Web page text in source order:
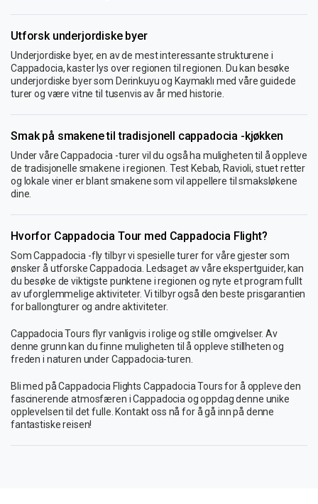
Utforsk underjordiske byer
Underjordiske byer, en av de mest interessante strukturene i
Cappadocia, kaster lys over regionen til regionen. Du kan besøke
underjordiske byer som Derinkuyu og Kaymaklı med våre guidede
turer og være vitne til tusenvis av år med historie.
Smak på smakene til tradisjonell cappadocia -kjøkken
Under våre Cappadocia -turer vil du også ha muligheten til å oppleve
de tradisjonelle smakene i regionen. Test Kebab, Ravioli, stuet retter
og lokale viner er blant smakene som vil appellere til smaksløkene
dine.
Hvorfor Cappadocia Tour med Cappadocia Flight?
Som Cappadocia -fly tilbyr vi spesielle turer for våre gjester som
ønsker å utforske Cappadocia. Ledsaget av våre ekspertguider, kan
du besøke de viktigste punktene i regionen og nyte et program fullt
av uforglemmelige aktiviteter. Vi tilbyr også den beste prisgarantien
for ballongturer og andre aktiviteter.
Cappadocia Tours flyr vanligvis i rolige og stille omgivelser. Av
denne grunn kan du finne muligheten til å oppleve stillheten og
freden i naturen under Cappadocia-turen.
Bli med på Cappadocia Flights Cappadocia Tours for å oppleve den
fascinerende atmosfæren i Cappadocia og oppdag denne unike
opplevelsen til det fulle. Kontakt oss nå for å gå inn på denne
fantastiske reisen!